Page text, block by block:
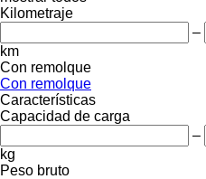
Kilometraje
–
km
Con remolque
Con remolque
Características
Capacidad de carga
–
kg
Peso bruto